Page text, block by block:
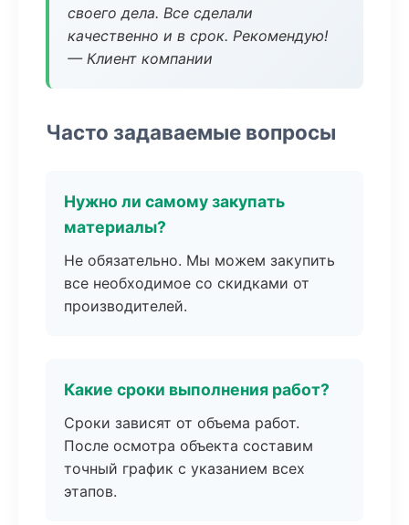
своего дела. Все сделали
качественно и в срок. Рекомендую!
— Клиент компании
Часто задаваемые вопросы
Нужно ли самому закупать
материалы?
Не обязательно. Мы можем закупить
все необходимое со скидками от
производителей.
Какие сроки выполнения работ?
Сроки зависят от объема работ.
После осмотра объекта составим
точный график с указанием всех
этапов.